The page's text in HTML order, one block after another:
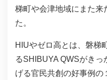
梯町や会津地域にまた来
た。
HIUやゼロ高とは、磐梯
るSHIBUYA QWSがき
げる官民共創の好事例の